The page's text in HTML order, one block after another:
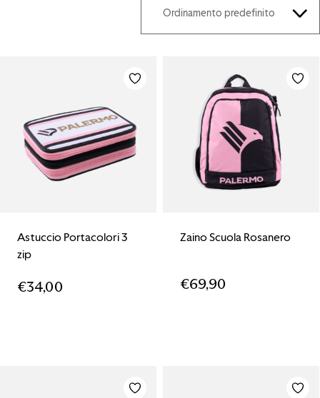
Astuccio Portacolori 3
zip
€34,00
Zaino Scuola Rosanero
€69,90